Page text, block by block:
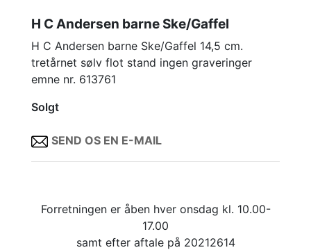
H C Andersen barne Ske/Gaffel
H C Andersen barne Ske/Gaffel 14,5 cm.
tretårnet sølv flot stand ingen graveringer
emne nr. 613761
Solgt
SEND OS EN E-MAIL
Forretningen er åben hver onsdag kl. 10.00-
17.00
samt efter aftale på 20212614